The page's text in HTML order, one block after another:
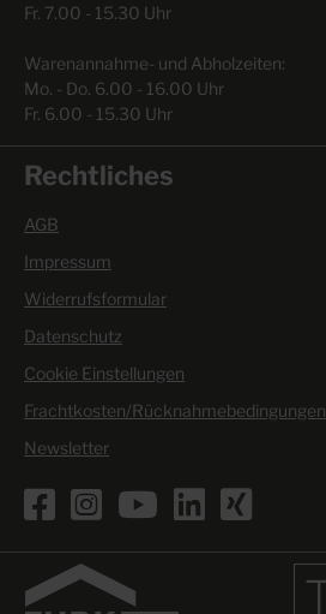
Fr. 7.00 - 15.30 Uhr
Warenannahme- und Abholzeiten:
Mo. - Do. 6.00 - 16.00 Uhr
Fr. 6.00 - 15.30 Uhr
Rechtliches
AGB
Impressum
Widerrufsformular
Datenschutz
Cookie Einstellungen
Frachtkosten/Rücknahmebedingungen
Newsletter